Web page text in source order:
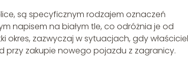
są specyficznym rodzajem oznaczeń
napisem na białym tle, co odróżnia je od
zazwyczaj w sytuacjach, gdy właściciel
przy zakupie nowego pojazdu z zagranicy.